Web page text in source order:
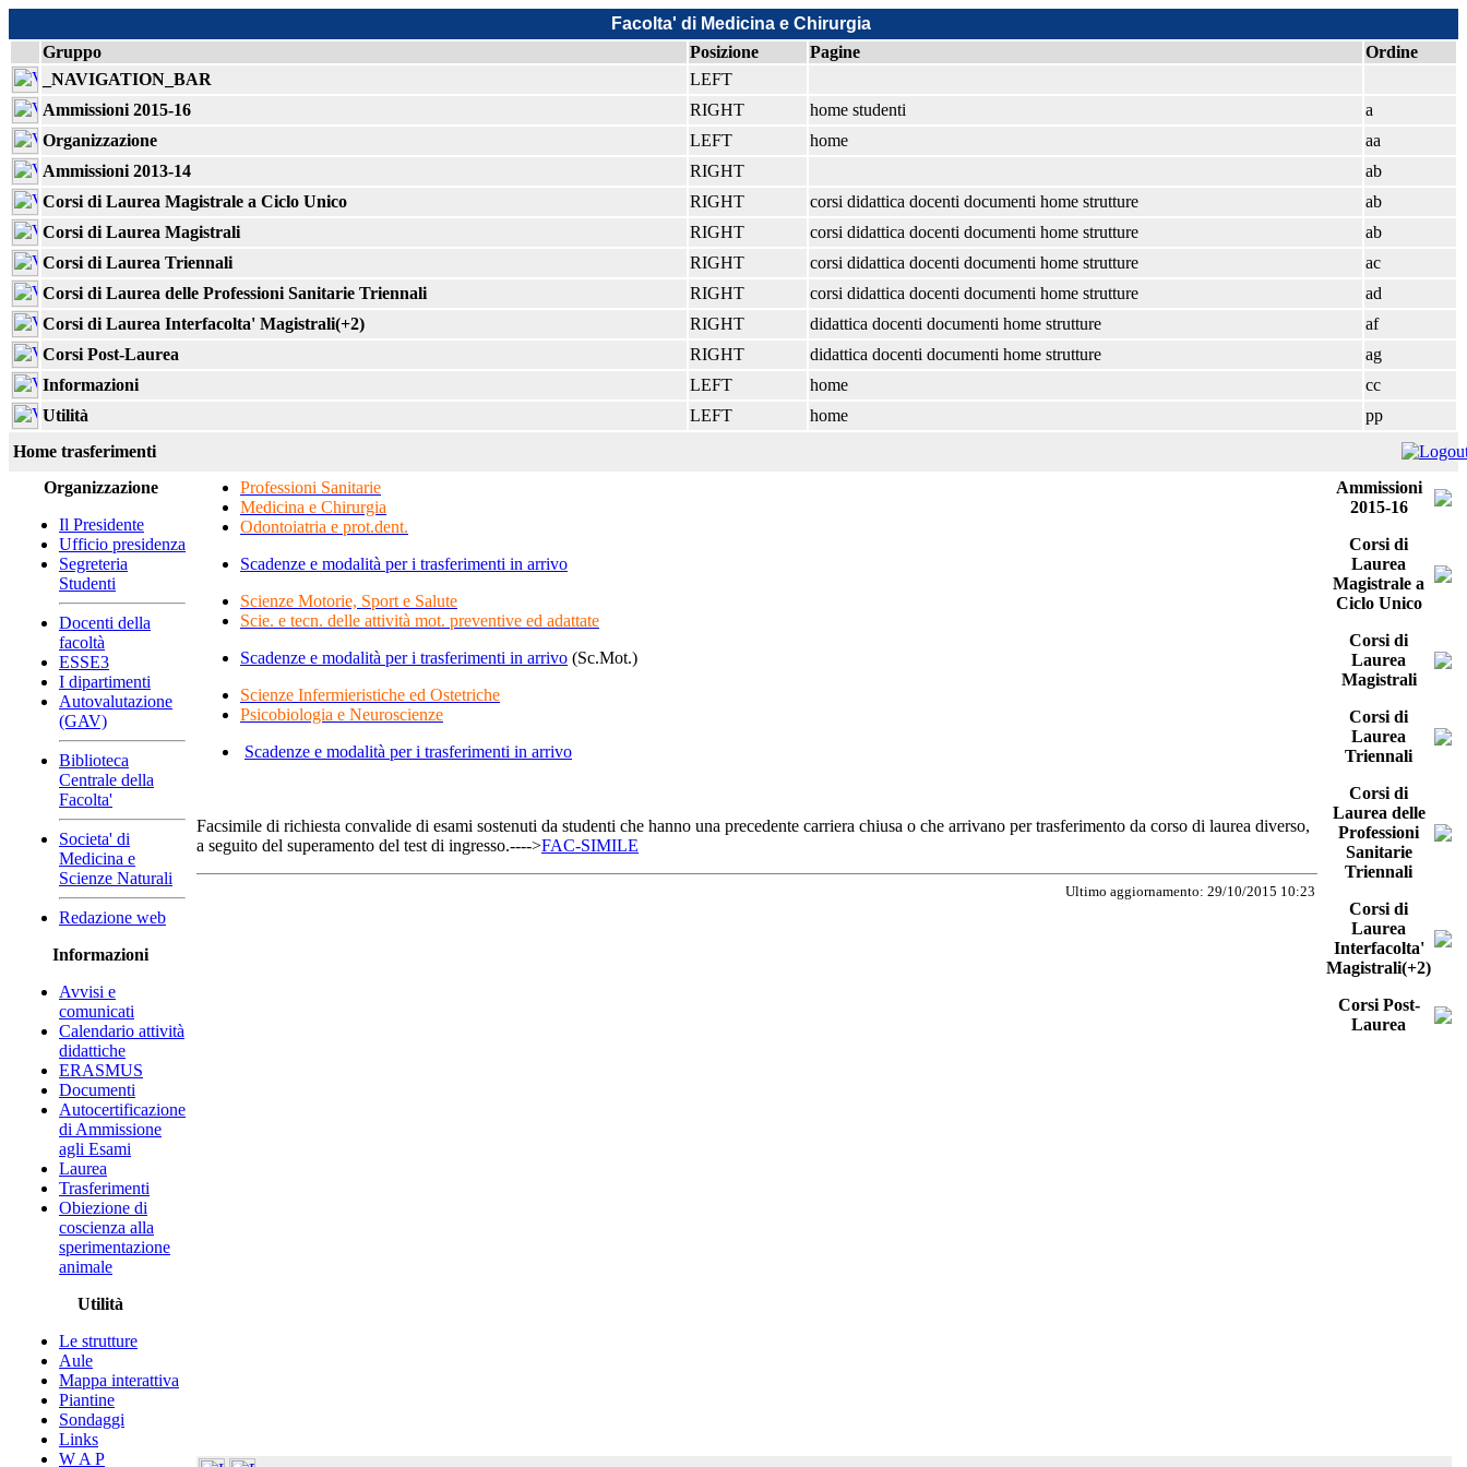
Facolta' di Medicina e Chirurgia
Gruppo
Posizione Pagine
Ordine
_NAVIGATION_BAR
LEFT
Ammissioni 2015-16
RIGHT home studenti
a
Organizzazione
LEFT home
aa
Ammissioni 2013-14
RIGHT
ab
Corsi di Laurea Magistrale a Ciclo Unico
RIGHT corsi didattica docenti documenti home strutture
ab
Corsi di Laurea Magistrali
RIGHT corsi didattica docenti documenti home strutture
ab
Corsi di Laurea Triennali
RIGHT corsi didattica docenti documenti home strutture
ac
Corsi di Laurea delle Professioni Sanitarie Triennali
RIGHT corsi didattica docenti documenti home strutture
ad
Corsi di Laurea Interfacolta' Magistrali(+2)
RIGHT didattica docenti documenti home strutture
af
Corsi Post-Laurea
RIGHT didattica docenti documenti home strutture
ag
Informazioni
LEFT home
cc
Utilità
LEFT home
pp
Home trasferimenti
Organizzazione
Il Presidente
Ufficio presidenza
Segreteria
Studenti
Docenti della
facoltà
ESSE3
I dipartimenti
Autovalutazione
(GAV)
Biblioteca
Centrale della
Facolta'
Societa' di
Medicina e
Scienze Naturali
Redazione web
Informazioni
Avvisi e
comunicati
Calendario attività
didattiche
ERASMUS
Documenti
Autocertificazione
di Ammissione
agli Esami
Laurea
Trasferimenti
Obiezione di
coscienza alla
sperimentazione
animale
Utilità
Le strutture
Aule
Mappa interattiva
Piantine
Sondaggi
Links
W A P
Professioni Sanitarie
Medicina e Chirurgia
Odontoiatria e prot.dent.
Scadenze e modalità per i trasferimenti in arrivo
Scienze Motorie, Sport e Salute
Scie. e tecn. delle attività mot. preventive ed adattate
Scadenze e modalità per i trasferimenti in arrivo (Sc.Mot.)
Scienze Infermieristiche ed Ostetriche
Psicobiologia e Neuroscienze
Scadenze e modalità per i trasferimenti in arrivo
Facsimile di richiesta convalide di esami sostenuti da studenti che hanno una precedente carriera chiusa o che arrivano per trasferimento da corso di laurea diverso,
a seguito del superamento del test di ingresso.---->FAC-SIMILE
Ultimo aggiornamento: 29/10/2015 10:23
Ammissioni
2015-16
Corsi di
Laurea
Magistrale a
Ciclo Unico
Corsi di
Laurea
Magistrali
Corsi di
Laurea
Triennali
Corsi di
Laurea delle
Professioni
Sanitarie
Triennali
Corsi di
Laurea
Interfacolta'
Magistrali(+2)
Corsi Post-
Laurea